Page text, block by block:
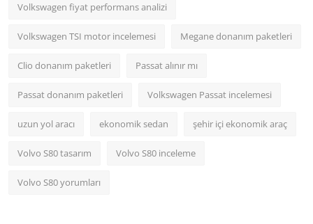
Volkswagen fiyat performans analizi
Volkswagen TSI motor incelemesi Megane donanım paketleri
Clio donanım paketleri Passat alınır mı
Passat donanım paketleri Volkswagen Passat incelemesi
uzun yol aracı ekonomik sedan şehir içi ekonomik araç
Volvo S80 tasarım Volvo S80 inceleme
Volvo S80 yorumları